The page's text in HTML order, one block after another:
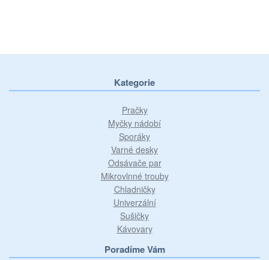
Kategorie
Pračky
Myčky nádobí
Sporáky
Varné desky
Odsávače par
Mikrovlnné trouby
Chladničky
Univerzální
Sušičky
Kávovary
Poradíme Vám